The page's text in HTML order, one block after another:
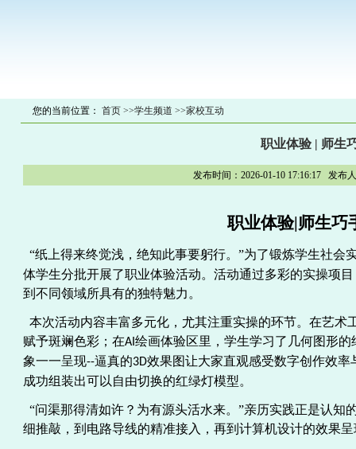
您的当前位置：首页 >>学生频道 >>家校互动
职业体验 | 师生
发布时间：2026-01-10 17:16:17 发
职业体验|师生巧
“纸上得来终觉浅，绝知此事要躬行。”为了锻炼学生社会
体学生分批开展了职业体验活动。活动通过多彩的实操项
到不同领域所具有的独特魅力。
本次活动内容丰富多元化，尤其注重实操的环节。在艺
赋予斑斓色彩；在AI 绘画体验区里，学生学习了几何图形
象一一呈现--逼真的3D效果图让大家直观感受数字创作效率
成功组装出可以自由切换的红绿灯模型。
“问渠那得清如许？为有源头活水来。”亲历实践正是认知
细推敲，到电路导线的精准接入，再到计算机设计的效果